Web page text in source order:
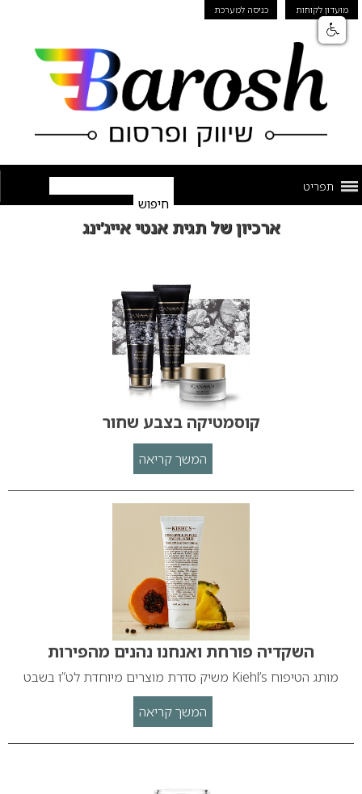
מועדון לקוחות כניסה למערכת
תפריט
ארכיון של תגית אנטי אייג’ינג
קוסמטיקה בצבע שחור
המשך קריאה
השקדיה פורחת ואנחנו נהנים מהפירות
מותג הטיפוח Kiehl’s משיק סדרת מוצרים מיוחדת לט”ו בשבט
המשך קריאה